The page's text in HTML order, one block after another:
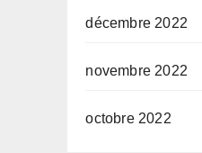
décembre 2022
novembre 2022
octobre 2022